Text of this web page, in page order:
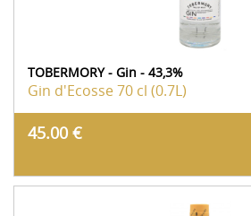
TOBERMORY - Gin - 43,3%
Gin d'Ecosse70 cl (0.7L)
45.00 €